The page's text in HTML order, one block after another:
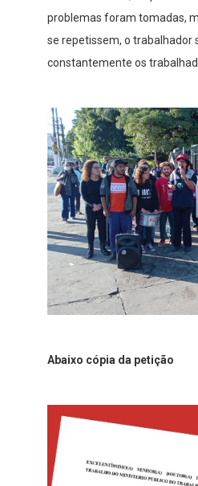
problemas foram tomadas,
se repetissem, o trabalhador
constantemente os
Abaixo cópia da petição